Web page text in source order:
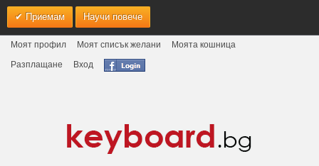
Приемам Научи повече
Моят профил Моят списък желани
Моята кошница
Разплащане
Вход